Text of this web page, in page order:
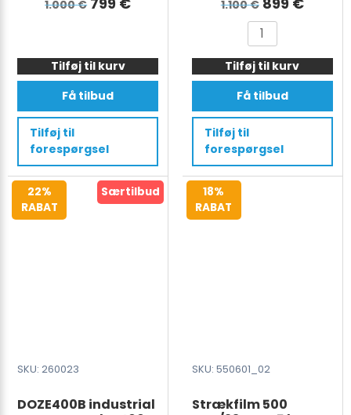
1.000€
var:
1.000 €.
vacuum
sealer
300
mm
-
10m³/h
antal
Tilføj til kurv
Få tilbud
Tilføj til
forespørgsel
1.100€
oprindelige
pris
var:
1.100 €.
DOZE400TB
commercial
vacuum
sealer
400
mm
-
20m³/h
antal
Tilføj til kurv
Få tilbud
Tilføj til
forespørgsel
Særtilbud
22%
RABAT
SKU: 260023
DOZE400B industrial
18%
RABAT
SKU: 550601_02
Strækfilm 500